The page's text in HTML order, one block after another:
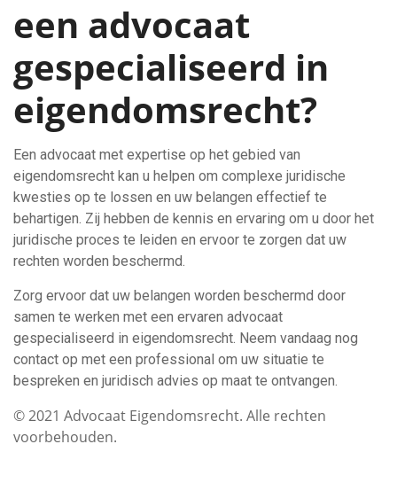
een advocaat
gespecialiseerd in
eigendomsrecht?
Een advocaat met expertise op het gebied van
eigendomsrecht kan u helpen om complexe juridische
kwesties op te lossen en uw belangen effectief te
behartigen. Zij hebben de kennis en ervaring om u door het
juridische proces te leiden en ervoor te zorgen dat uw
rechten worden beschermd.
Zorg ervoor dat uw belangen worden beschermd door
samen te werken met een ervaren advocaat
gespecialiseerd in eigendomsrecht. Neem vandaag nog
contact op met een professional om uw situatie te
bespreken en juridisch advies op maat te ontvangen.
© 2021 Advocaat Eigendomsrecht. Alle rechten
voorbehouden.